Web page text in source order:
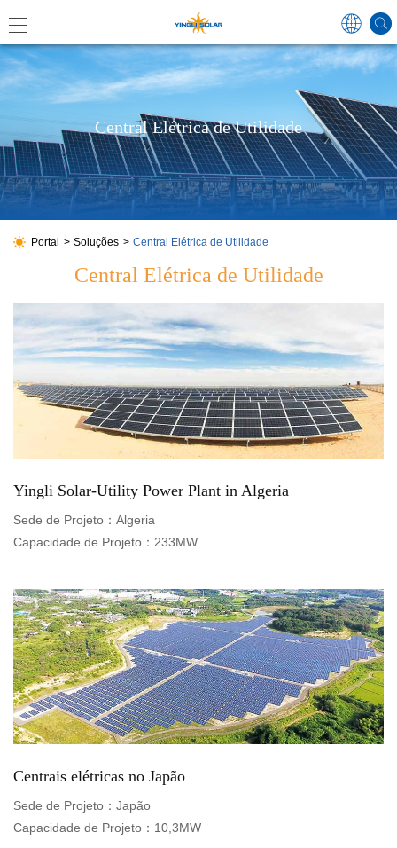
Global
中国
Spain
Poland
Central Elétrica de Utilidade
Portal Soluções Central Elétrica de Utilidade
Central Elétrica de Utilidade
Yingli Solar-Utility Power Plant in Algeria
Sede de Projeto： Algeria
Capacidade de Projeto： 233MW
Centrais elétricas no Japão
Sede de Projeto： Japão
Capacidade de Projeto： 10,3MW